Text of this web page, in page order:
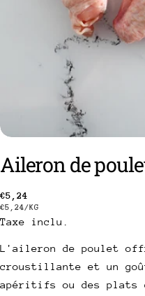
Aileron de
Prix
habituel
€5,24
PRIX
UNITAIRE
€5,24/PAR
KG
Taxe inclu.
L'aileron de poulet
croustillante et un
apéritifs ou des plats
nom